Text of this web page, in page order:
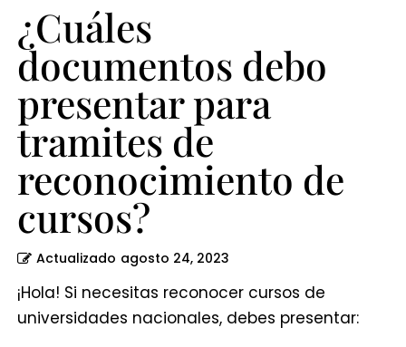
¿Cuáles
documentos debo
presentar para
tramites de
reconocimiento de
cursos?
Actualizado agosto 24, 2023
¡Hola! Si necesitas reconocer cursos de
universidades nacionales, debes presentar: